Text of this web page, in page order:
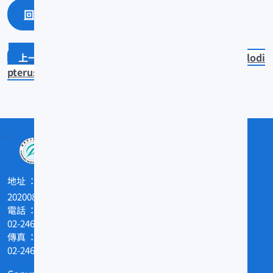
回上一頁
Cheilodi
pterus macrodon
:::
地址
202008基隆市和一路199號
電話
02-24622101
傳真
02-24629388